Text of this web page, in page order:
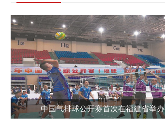
中国气排球公开赛首次在福建省举办